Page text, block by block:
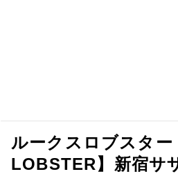
ルークスロブスター
LOBSTER】新宿サ